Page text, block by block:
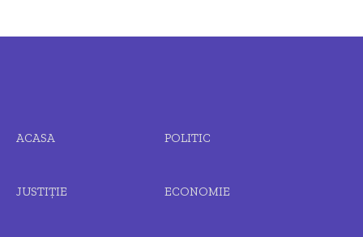
ACASA POLITIC
JUSTIȚIE ECONOMIE